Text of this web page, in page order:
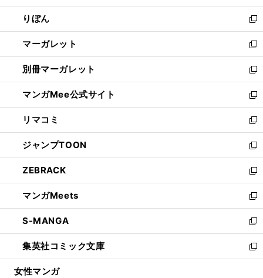
開
く
ウ
で
開
く
ン
ド
ウ
で
開
く
ウ
ィ
ン
ド
ウ
で
開
く
りぼん
新
し
い
ウ
ィ
ン
ド
ウ
で
開
く
マーガレット
新
し
い
ウ
ィ
ン
ド
ウ
で
開
く
別冊マーガレット
新
し
い
ウ
ィ
ン
ド
ウ
で
開
く
マンガMee公式サイト
新
し
い
ウ
ィ
ン
ド
ウ
で
開
く
リマコミ
新
し
い
ウ
ィ
ン
ド
ウ
で
開
く
ジャンプTOON
新
し
い
ウ
ィ
ン
ド
ウ
で
開
ZEBRACK
新
し
い
ウ
ィ
ン
ド
ウ
マンガMeets
新
し
い
ウ
ィ
ン
S-MANGA
新
し
い
ウ
集英社コミック文庫
新
し
女性マンガ